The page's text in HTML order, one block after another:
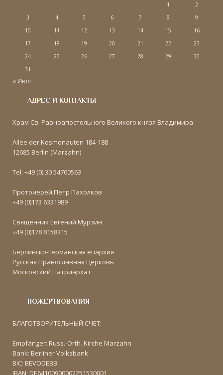
1
2
3
4 5 6 7 8
9
10
11 12 13 14 15
16
17
18 19 20 21 22
23
24
25 26 27 28 29
30
31
« Июл
АДРЕС И КОНТАКТЫ
Храм Св. Равноапостольного Великого князя Владимира
Allee der Kosmonauten 184-188
12685 Berlin (Marzahn)
Tel: +49 (0) 30 54700563
Протоиерей Петр Пахолков
+49 (0)173 6331989
Священник Евгений Мурзин
+49 (0)178 8158315
Берлинско-Германская епархия
Русская Православная Церковь
Московский Патриархат
ПОЖЕРТВОВАНИЯ
БЛАГОТВОРИТЕЛЬНЫЙ СЧЁТ:
Empfänger: Russ.-Orth. Kirche Marzahn
Bank: Berliner Volksbank
BIC: BEVODEBB
IBAN: DE64100900002251530001